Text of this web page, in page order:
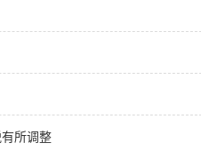
所调整